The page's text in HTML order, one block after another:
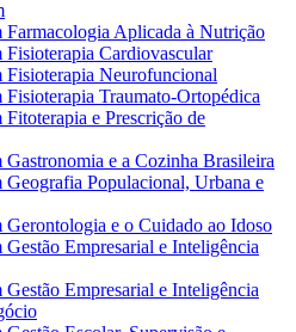
Farmacologia Aplicada à Nutrição
Cardiovascular
Fisioterapia Neurofuncional
Traumato-Ortopédica
e Prescrição de
e a Cozinha Brasileira
Populacional, Urbana e
e o Cuidado ao Idoso
Empresarial e Inteligência
Empresarial e Inteligência